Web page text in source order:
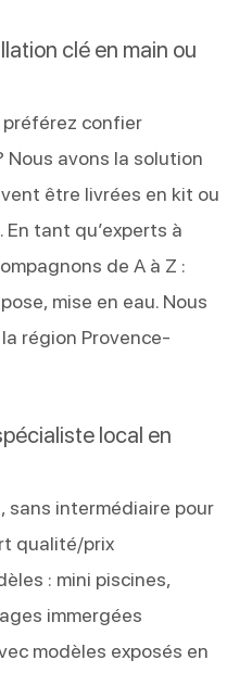
clé en main ou
confier
Nous avons la solution
être livrées en kit ou
tant qu’experts à
de A à Z :
mise en eau. Nous
région Provence-
local en
sans intermédiaire pour
qualité/prix
: mini piscines,
immergées
modèles exposés en